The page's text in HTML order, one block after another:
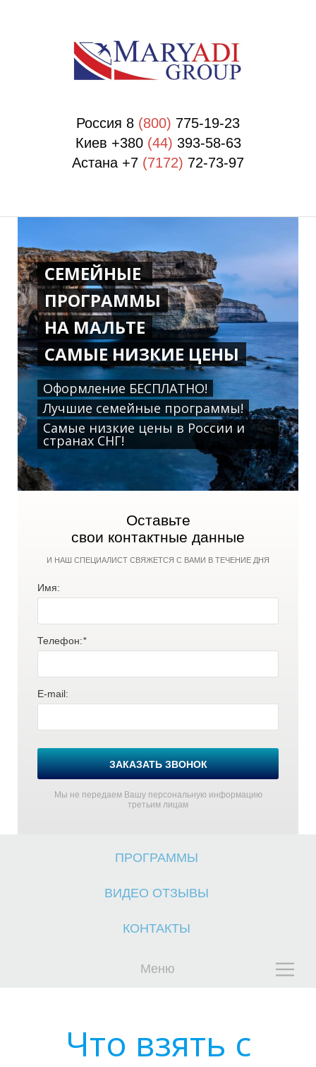
Россия 8 (800) 775-19-23
Киев +380 (44) 393-58-63
Астана +7 (7172) 72-73-97
СЕМЕЙНЫЕ
ПРОГРАММЫ
НА МАЛЬТЕ
САМЫЕ НИЗКИЕ ЦЕНЫ
Оформление БЕСПЛАТНО!
Лучшие семейные программы!
Самые низкие цены в России и
странах СНГ!
Оставьте
свои контактные данные
И НАШ СПЕЦИАЛИСТ СВЯЖЕТСЯ С ВАМИ В ТЕЧЕНИЕ ДНЯ
Имя:
Телефон:*
E-mail:
ЗАКАЗАТЬ ЗВОНОК
Мы не передаем Вашу персональную информацию
третьим лицам
ПРОГРАММЫ
ВИДЕО ОТЗЫВЫ
КОНТАКТЫ
Меню
П
Р
О
Что взять с
П
Р
О